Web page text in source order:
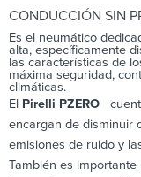
CONDUCCIÓN SIN
Es el neumático
alta, específicamente
las características de
máxima seguridad,
climáticas.
El Pirelli PZERO
encargan de disminuir
emisiones de ruido y
También es